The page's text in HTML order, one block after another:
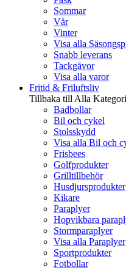
Sommar
Vår
Vinter
Visa alla
Snabb leverans
Tackgåvor
Visa alla varor
Fritid & Friluftsliv
Tillbaka till Alla
Badbollar
Bil och cykel
Stolsskydd
Visa alla Bil och
Frisbees
Golfprodukter
Grilltillbehör
Husdjursprodukter
Kikare
Paraplyer
Hopvikbara
Stormparaplyer
Visa alla Paraplyer
Sportprodukter
Fotbollar